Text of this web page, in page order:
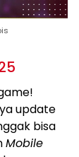
update
bisa
Mobile